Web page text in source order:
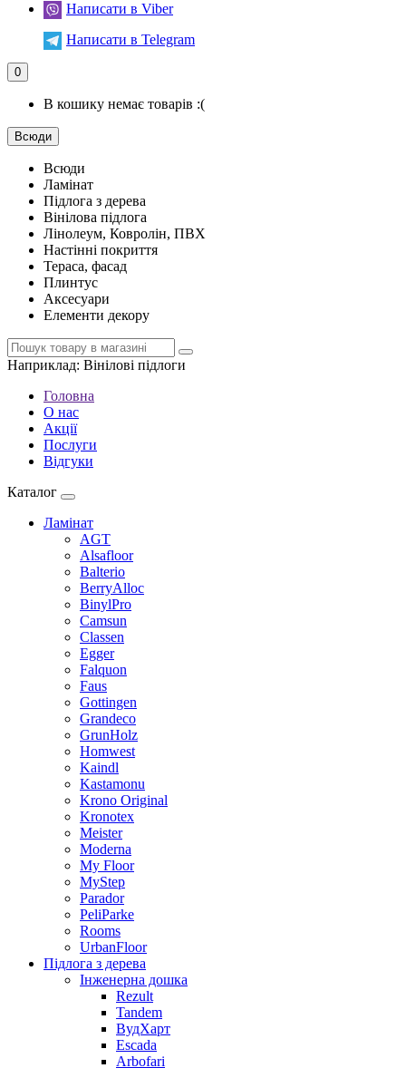
Написати в Viber
Написати в Telegram
0
В кошику немає товарів :(
Всюди
Всюди
Ламінат
Підлога з дерева
Вінілова підлога
Лінолеум, Ковролін, ПВХ
Настінні покриття
Тераса, фасад
Плинтус
Аксесуари
Елементи декору
Наприклад: Вінілові підлоги
Головна
О нас
Акції
Послуги
Відгуки
Каталог
Ламінат
AGT
Alsafloor
Balterio
BerryAlloc
BinylPro
Camsun
Classen
Egger
Falquon
Faus
Gottingen
Grandeco
GrunHolz
Homwest
Kaindl
Kastamonu
Krono Original
Kronotex
Meister
Moderna
My Floor
MyStep
Parador
PeliParke
Rooms
UrbanFloor
Підлога з дерева
Інженерна дошка
Rezult
Tandem
ВудХарт
Escada
Arbofari